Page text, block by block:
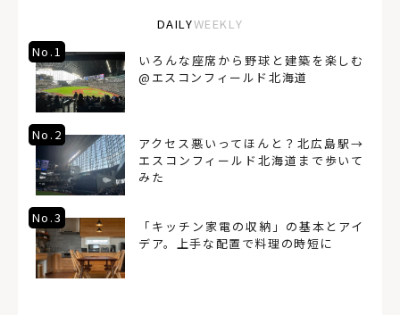
DAILYWEEKLY
No.1
いろんな座席から野球と建築を楽しむ
@エスコンフィールド北海道
No.2
アクセス悪いってほんと？北広島駅→
エスコンフィールド北海道まで歩いて
みた
No.3
「キッチン家電の収納」の基本とアイ
デア。上手な配置で料理の時短に